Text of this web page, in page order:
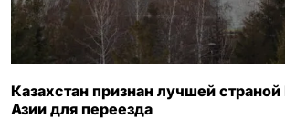
Казахстан признан лучшей
Азии для переезда